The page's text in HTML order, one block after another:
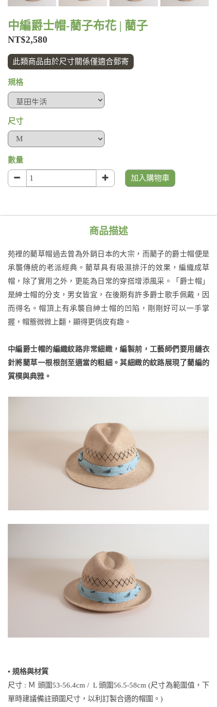
中編爵士帽-藺子布花 | 藺子
NT$2,580
此類商品由於尺寸關係僅適合郵寄
規格
尺寸
數量
加入購物車
商品描述
苑裡的藺草帽過去曾為外銷日本的大宗，而藺子的爵士帽便是
承襲傳統的老派經典。藺草具有吸濕排汗的效果，編織成草
帽，除了實用之外，更能為日常的穿搭增添風采。「爵士帽」
是紳士帽的分支，男女皆宜，在後期有許多爵士歌手佩戴，因
而得名。帽頂上有承襲自紳士帽的凹陷，剛剛好可以一手掌
握，帽簷微微上翻，顯得更俏皮有趣。
中編爵士帽的編織紋路非常細緻，編製前，工藝師們要用縫衣
針將藺草一根根剖至適當的粗細。其細緻的紋路展現了藺編的
質樸與典雅。
• 規格與材質
尺寸 : Ｍ 頭圍53-56.4cm / L 頭圍56.5-58cm (尺寸為範圍值，下
單時建議備註頭圍尺寸，以利訂製合適的帽圍。)